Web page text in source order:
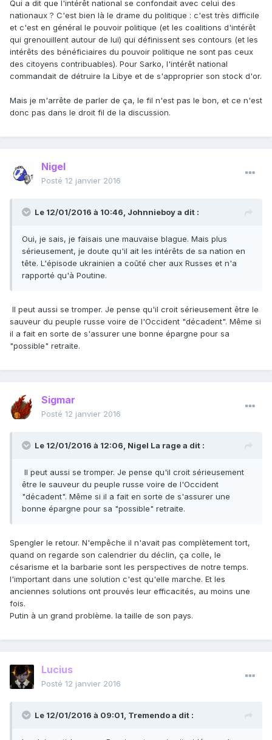
Qui a dit que l'intérêt national se confondait avec celui des
nationaux ? C'est bien là le drame du politique : c'est très difficile
et c'est en général le pouvoir politique (et les coalitions d'intérêt
qui grenouillent autour de lui) qui définissent ses contours (et les
intérêts des bénéficiaires du pouvoir politique ne sont pas ceux
des citoyens contribuables). Pour Sarko, l'intérêt national
commandait de détruire la Libye et de s'approprier son stock d'or.
Mais je m'arrête de parler de ça, le fil n'est pas le bon, et ce n'est
donc pas dans le droit fil de la discussion.
Nigel
Posté 12 janvier 2016
Le 12/01/2016 à 10:46, Johnnieboy a dit :
Oui, je sais, je faisais une mauvaise blague. Mais plus
sérieusement, je doute qu'il ait les intérêts de sa nation en
tête. L'épisode ukrainien a coûté cher aux Russes et n'a
rapporté qu'à Poutine.
Il peut aussi se tromper. Je pense qu'il croit sérieusement être le
sauveur du peuple russe voire de l'Occident "décadent". Même si
il a fait en sorte de s'assurer une bonne épargne pour sa
"possible" retraite.
Sigmar
Posté 12 janvier 2016
Le 12/01/2016 à 12:06, Nigel La rage a dit :
Il peut aussi se tromper. Je pense qu'il croit sérieusement
être le sauveur du peuple russe voire de l'Occident
"décadent". Même si il a fait en sorte de s'assurer une
bonne épargne pour sa "possible" retraite.
Spengler le retour. N'empêche il n'avait pas complètement tort,
quand on regarde son calendrier du déclin, ça colle, le
césarisme et la barbarie sont les perspectives de notre temps.
l'important dans une solution c'est qu'elle marche. Et les
anciennes solutions ont prouvés leur efficacités, au moins une
fois.
Putin à un grand problème. la taille de son pays.
Lucius
Posté 12 janvier 2016
Le 12/01/2016 à 09:01, Tremendo a dit :